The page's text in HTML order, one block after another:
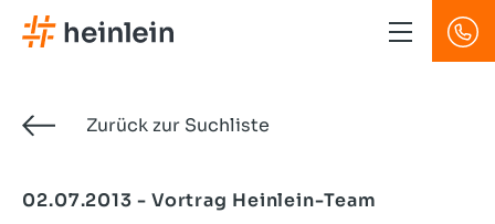
Direkt
zum
Zurück zur Suchliste
02.07.2013 - Vortrag Heinlein-Team